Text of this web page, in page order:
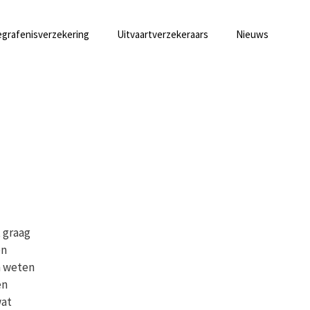
Uitvaartverzekeraars Nieuws
weten